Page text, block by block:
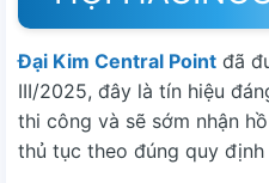
Đại Kim Central Point đã
III/2025, đây là tín hiệu
thi công và sẽ sớm nhận
thủ tục theo đúng quy định